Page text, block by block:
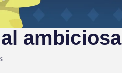
ambiciosa